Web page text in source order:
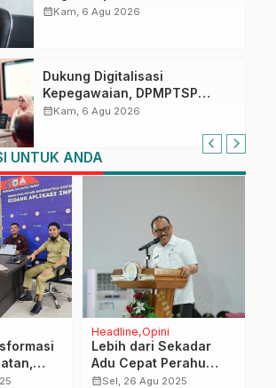
Scamming
calendar_monthKam, 6 Agu 2026
Dukung Digitalisasi
Kepegawaian, DPMPTSP
Sulbar Siap Terapkan Aplikasi
calendar_monthKam, 6 Agu 2026
UNTUK ANDA
Headline Opini
Lebih dari Sekadar
Adu Cepat Perahu
Sandeq
calendar_monthSel, 26 Agu 2025